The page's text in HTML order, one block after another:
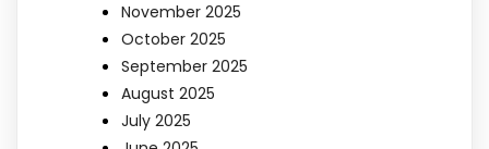
November 2025
October 2025
September 2025
August 2025
July 2025